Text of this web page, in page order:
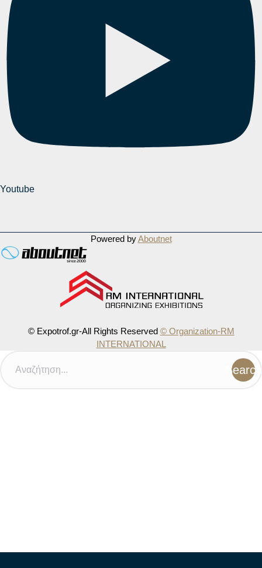
Youtube
Powered byAboutnet
© Expotrof.gr-All Rights Reserved © Organization-RM
INTERNATIONAL
Search